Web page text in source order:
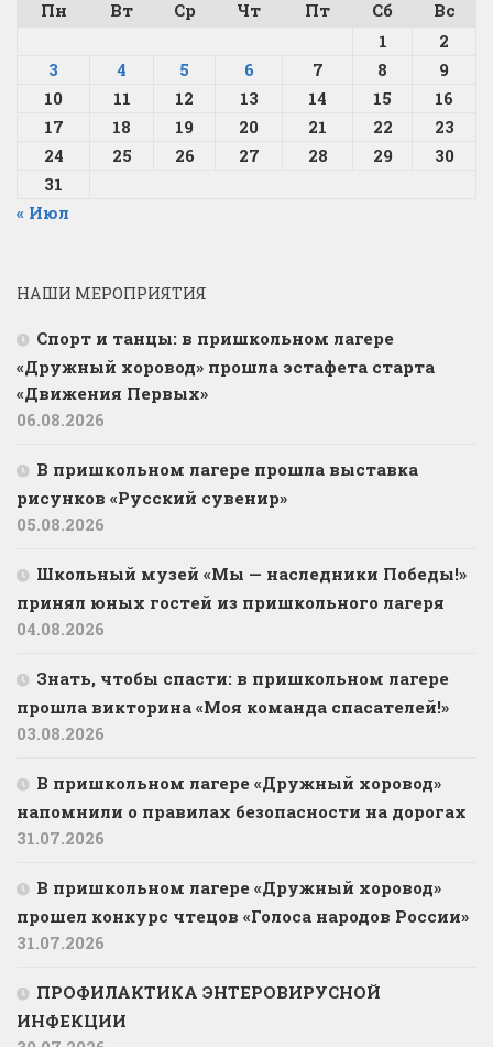
Пн
Вт Ср Чт Пт Сб
Вс
1
2
3
4 5 6 7 8
9
10
11 12 13 14 15
16
17
18 19 20 21 22
23
24
25 26 27 28 29
30
31
« Июл
НАШИ МЕРОПРИЯТИЯ
Спорт и танцы: в пришкольном лагере
«Дружный хоровод» прошла эстафета старта
«Движения Первых»
06.08.2026
В пришкольном лагере прошла выставка
рисунков «Русский сувенир»
05.08.2026
Школьный музей «Мы — наследники Победы!»
принял юных гостей из пришкольного лагеря
04.08.2026
Знать, чтобы спасти: в пришкольном лагере
прошла викторина «Моя команда спасателей!»
03.08.2026
В пришкольном лагере «Дружный хоровод»
напомнили о правилах безопасности на дорогах
31.07.2026
В пришкольном лагере «Дружный хоровод»
прошел конкурс чтецов «Голоса народов России»
31.07.2026
ПРОФИЛАКТИКА ЭНТЕРОВИРУСНОЙ
ИНФЕКЦИИ